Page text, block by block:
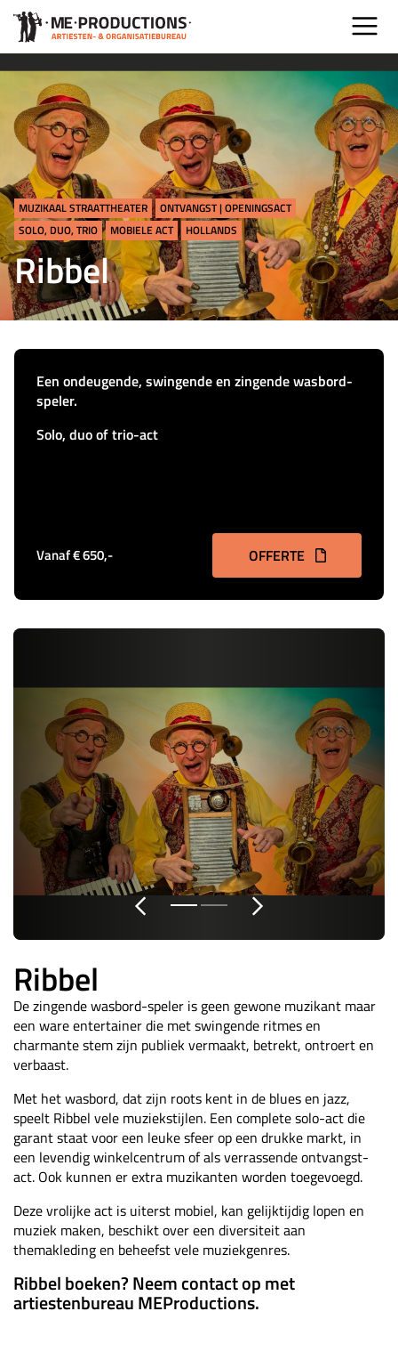
MUZIKAAL STRAATTHEATER
ONTVANGST | OPENINGSACT
SOLO, DUO, TRIO
MOBIELE ACT HOLLANDS
Ribbel
Een ondeugende, swingende en zingende wasbord-
speler.
Solo, duo of trio-act
Vanaf € 650,- OFFERTE
Ribbel
De zingende wasbord-speler is geen gewone muzikant maar
een ware entertainer die met swingende ritmes en
charmante stem zijn publiek vermaakt, betrekt, ontroert en
verbaast.
Met het wasbord, dat zijn roots kent in de blues en jazz,
speelt Ribbel vele muziekstijlen. Een complete solo-act die
garant staat voor een leuke sfeer op een drukke markt, in
een levendig winkelcentrum of als verrassende ontvangst-
act. Ook kunnen er extra muzikanten worden toegevoegd.
Deze vrolijke act is uiterst mobiel, kan gelijktijdig lopen en
muziek maken, beschikt over een diversiteit aan
themakleding en beheefst vele muziekgenres.
Ribbel boeken? Neem contact op met
artiestenbureau MEProductions.